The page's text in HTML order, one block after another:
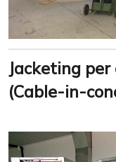
Jacketing
(Cable-in-